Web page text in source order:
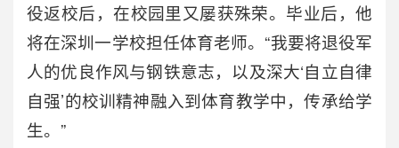
役返校后，在校园里又屡获殊荣。毕业后，他
将在深圳一学校担任体育老师。“我要将退役军
人的优良作风与钢铁意志，以及深大‘自立自律
自强’的校训精神融入到体育教学中，传承给学
生。”